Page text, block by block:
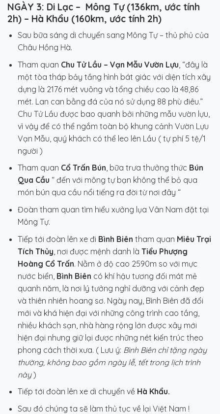
NGÀY 3: Di Lạc – Mông Tự (136km, ước tính
2h) – Hà Khẩu (160km, ước tính 2h)
Sau bữa sáng di chuyển sang Mông Tự – thủ phủ của
Châu Hồng Hà.
Tham quan Chu Tử Lầu – Vạn Mẫu Vườn Lựu , “đây là
một tòa tháp bảy tầng hình bát giác với diện tích xây
dựng là 2176 mét vuông và tổng chiều cao là 48,86
mét. Lan can bằng đá của nó sử dụng 88 phù điêu.”
Chu Tử Lầu được bao quanh bởi những mẫu vườn lựu,
vì vậy để có thể ngắm toàn bộ khung cảnh Vườn Lựu
Vạn Mẫu, quý khách có thể leo lên Lầu ( tự phí 5 tệ/1
người )
Tham quan Cổ Trấn Bún, bữa trưa thưởng thức Bún
Qua Cầu “ đến với mông tự bạn không thể bỏ qua
món bún qua cầu nổi tiếng ra đời từ nơi đây “
Đoàn tham quan tìm hiểu xưởng lụa Vân Nam đặt tại
Mông Tự.
Tiếp tới đoàn lên xe đi Bình Biên tham quan Miêu Trại
Tích Thủy , nơi được mệnh danh là Tiểu Phượng
Hoàng Cổ Trấn. Nằm ở độ cao 2590m so với mực
nước biển, Bình Biên có khí hậu tương đối mát mẻ
quanh năm, là nơi lý tưởng nghỉ dưỡng với cảnh đẹp
và thiên nhiên hoang sơ. Ngày nay, Bình Biên đã đổi
mới và khá hiện đại với những công trình cao tầng,
nhiều khách sạn, nhà hàng rộng lớn được xây mới
hiện đại nhưng giữ lại được những nét kiến trúc theo
phong cách thời xưa. ( Lưu ý: Bình Biên chỉ tặng ngày
thường, không bao gồm ngày lễ, tết trong lịch trình
này)
Tiếp tới đoàn lên xe di chuyển vềHà Khẩu.
Sau đó chúng ta sẽ làm thủ tục về lại Việt Nam !